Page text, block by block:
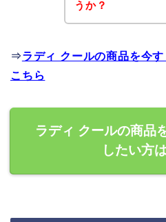
うか？
⇒ラディ クールの商品を今
こちら
ラディ クールの商品
したい方